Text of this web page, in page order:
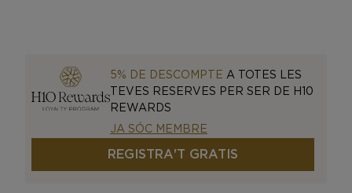
5% DE DESCOMPTE A TOTES LES
TEVES RESERVES PER SER DE H10
REWARDS
JA SÓC MEMBRE
REGISTRA'T GRATIS